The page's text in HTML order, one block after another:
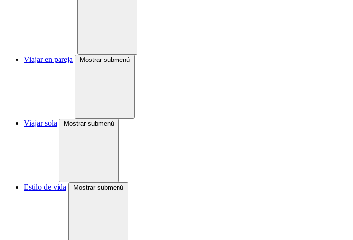
Viajar en pareja Mostrar submenú
Viajar sola Mostrar submenú
Estilo de vida Mostrar submenú